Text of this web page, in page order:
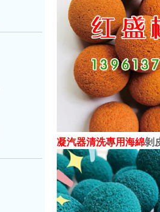
凝汽器清洗專用海綿剝